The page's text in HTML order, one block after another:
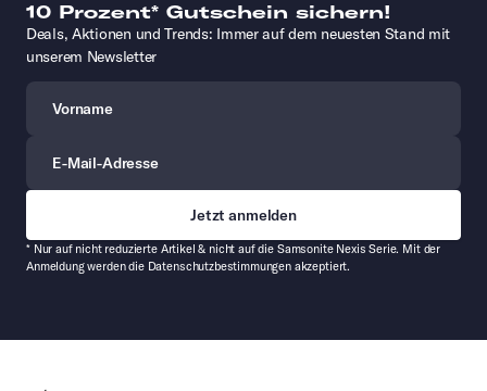
10 Prozent* Gutschein sichern!
Deals, Aktionen und Trends: Immer auf dem neuesten Stand mit
unserem Newsletter
* Nur auf nicht reduzierte Artikel & nicht auf die Samsonite Nexis Serie. Mit der
Anmeldung werden die Datenschutzbestimmungen akzeptiert.